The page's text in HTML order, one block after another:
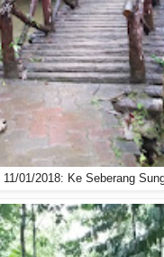
11/01/2018: Ke Seberang